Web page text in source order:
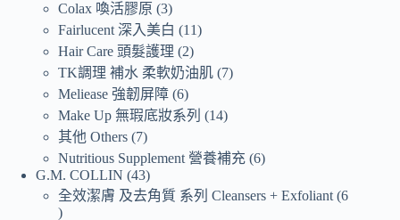
Colax 喚活膠原 3
Fairlucent 深入美白
11
Hair Care 頭髮護理 2
TK調理 補水 柔軟奶油肌 7
Meliease 強韌屏障 6
Make Up 無瑕底妝系列
14
其他 Others 7
Nutritious Supplement 營養補充 6
G.M. COLLIN 43
全效潔膚 及去角質 系列 Cleansers + Exfoliant 6